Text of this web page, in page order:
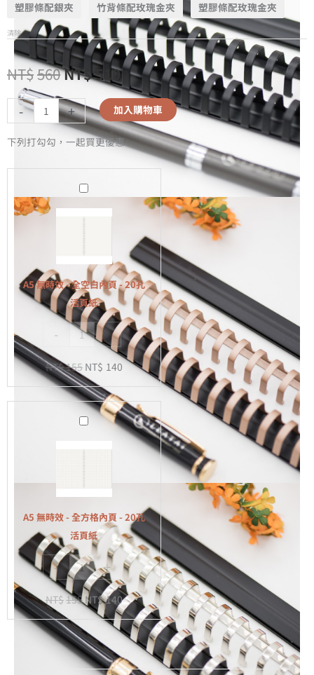
塑膠條配銀夾 竹背條配玫瑰金夾 塑膠條配玫瑰金夾
清除
NT$560NT$510
- + 加入購物車
下列打勾勾，一起買更優惠
A5
無
效
全
空
白
內
-
20
孔
活
A5 無時效 - 全空白內頁 - 20孔
活頁紙
- +
NT$155 NT$ 140
A5
效
-
全
方
內
頁
-
孔
活
A5 無時效 - 全方格內頁 - 20孔
活頁紙
- +
NT$155NT$140